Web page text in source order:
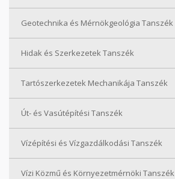
Geotechnika és Mérnökgeológia Tanszék
Hidak és Szerkezetek Tanszék
Tartószerkezetek Mechanikája Tanszék
Út- és Vasútépítési Tanszék
Vízépítési és Vízgazdálkodási Tanszék
Vízi Közmű és Környezetmérnöki Tanszék